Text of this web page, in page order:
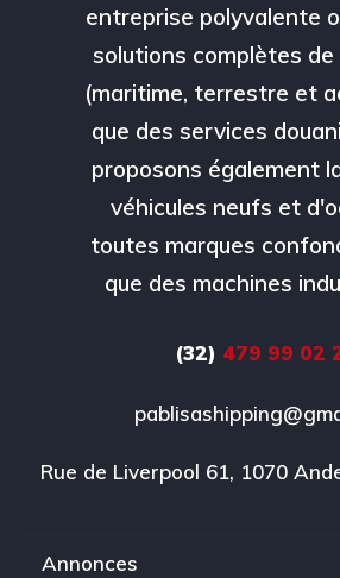
entreprise polyvalente
solutions complètes
(maritime, terrestre et
que des services
proposons également
véhicules neufs et
toutes marques
que des machines
(32) 479 99 02
Rue de Liverpool 61, 1070
Annonces